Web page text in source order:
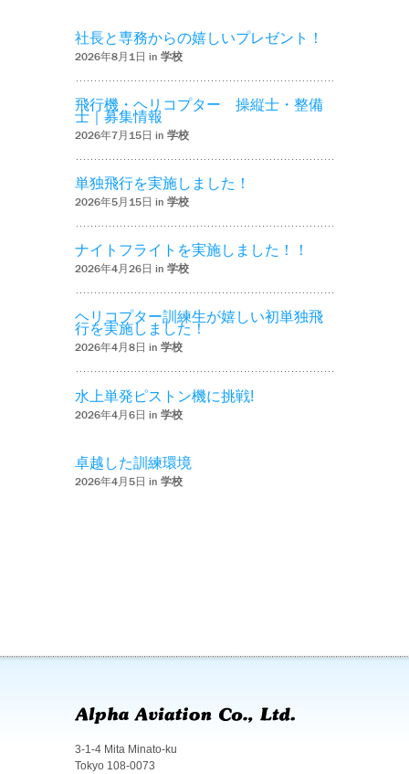
社長と専務からの嬉しいプレゼント！
2026年8月1日 in 学校
飛行機・ヘリコプター 操縦士・整備
士｜募集情報
2026年7月15日 in 学校
単独飛行を実施しました！
2026年5月15日 in 学校
ナイトフライトを実施しました！！
2026年4月26日 in 学校
ヘリコプター訓練生が嬉しい初単独飛
行を実施しました！
2026年4月8日 in 学校
水上単発ピストン機に挑戦!
2026年4月6日 in 学校
卓越した訓練環境
2026年4月5日 in 学校
3-1-4 Mita Minato-ku
Tokyo 108-0073